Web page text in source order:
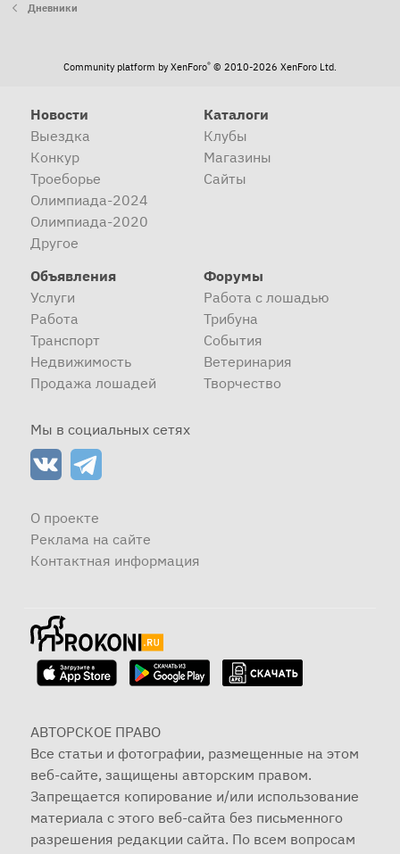
Дневники
Community platform by XenForo® © 2010-2026 XenForo Ltd.
Новости
Выездка
Конкур
Троеборье
Олимпиада-2024
Олимпиада-2020
Другое
Каталоги
Клубы
Магазины
Сайты
Объявления
Услуги
Работа
Транспорт
Недвижимость
Продажа лошадей
Форумы
Работа с лошадью
Трибуна
События
Ветеринария
Творчество
Мы в социальных сетях
О проекте
Реклама на сайте
Контактная информация
АВТОРСКОЕ ПРАВО
Все статьи и фотографии, размещенные на этом
веб-сайте, защищены авторским правом.
Запрещается копирование и/или использование
материала с этого веб-сайта без письменного
разрешения редакции сайта. По всем вопросам